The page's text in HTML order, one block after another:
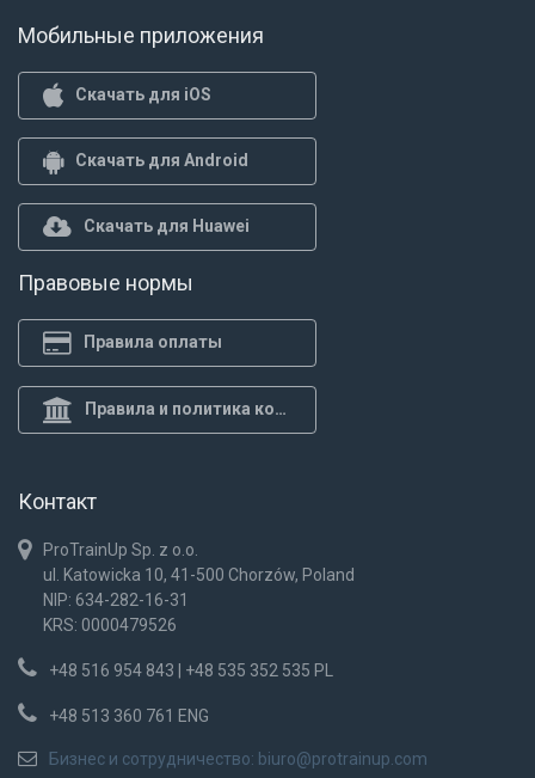
Мобильные приложения
Скачать для iOS
Скачать для Android
Скачать для Huawei
Правовые нормы
Правила оплаты
Правила и политика конф.
Контакт
ProTrainUp Sp. z o.o.
ul. Katowicka 10, 41-500 Chorzów, Poland
NIP: 634-282-16-31
KRS: 0000479526
+48 516 954 843 | +48 535 352 535 PL
+48 513 360 761 ENG
Бизнес и сотрудничество: biuro@protrainup.com